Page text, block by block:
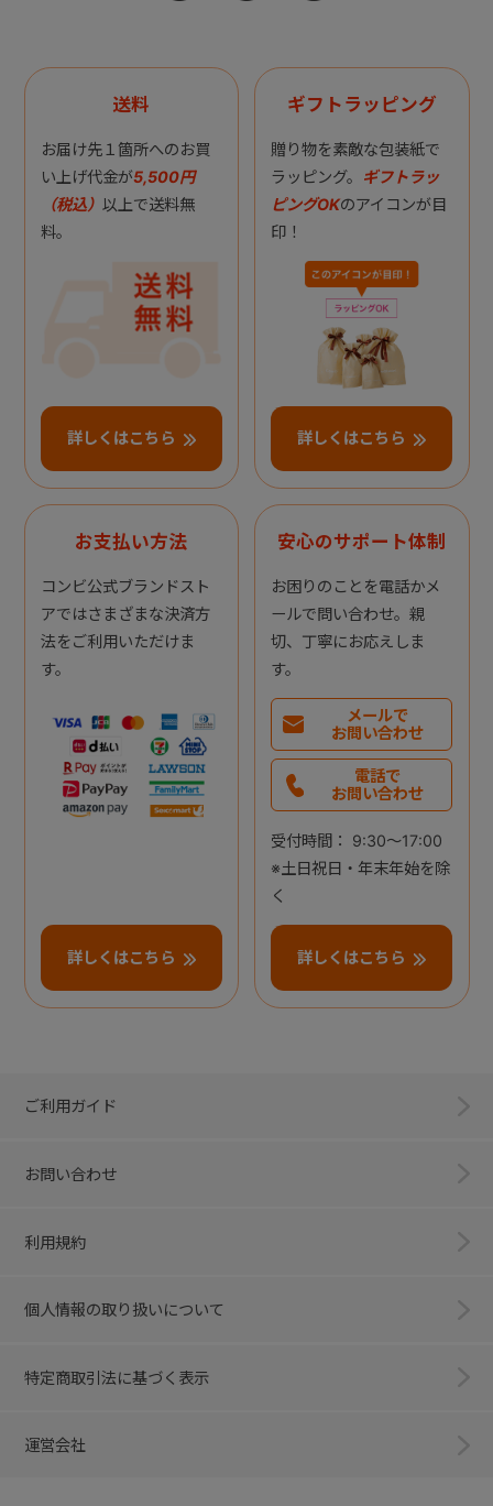
送料
お届け先１箇所へのお買
い上げ代金が5,500円
（税込） 以上で送料無
料。
詳しくはこちら
ギフトラッピング
贈り物を素敵な包装紙で
ラッピング。 ギフトラッ
ピングOKのアイコンが目
印！
詳しくはこちら
お支払い方法
コンビ公式ブランドスト
アではさまざまな決済方
法をご利用いただけま
す。
詳しくはこちら
安心のサポート体制
お困りのことを電話かメ
ールで問い合わせ。親
切、丁寧にお応えしま
す。
メールで
お問い合わせ
電話で
お問い合わせ
受付時間： 9:30～17:00
※土日祝日・年末年始を除
く
詳しくはこちら
ご利用ガイド
お問い合わせ
利用規約
個人情報の取り扱いについて
特定商取引法に基づく表示
運営会社